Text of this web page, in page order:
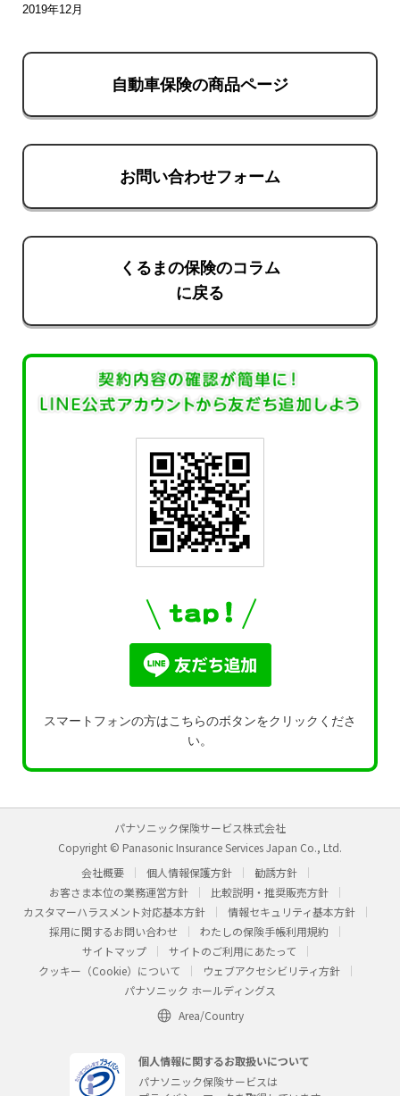
2019年12月
自動車保険の商品ページ
お問い合わせフォーム
くるまの保険のコラム
に戻る
スマートフォンの方はこちらのボタンをクリックくださ
い。
パナソニック保険サービス株式会社
Copyright © Panasonic Insurance Services Japan Co., Ltd.
会社概要
個人情報保護方針
勧誘方針
お客さま本位の業務運営方針
比較説明・推奨販売方針
カスタマーハラスメント対応基本方針
情報セキュリティ基本方針
採用に関するお問い合わせ
わたしの保険手帳利用規約
サイトマップ
サイトのご利用にあたって
クッキー（Cookie）について
ウェブアクセシビリティ方針
パナソニック ホールディングス
Area/Country
個人情報に関するお取扱いについて
パナソニック保険サービスは